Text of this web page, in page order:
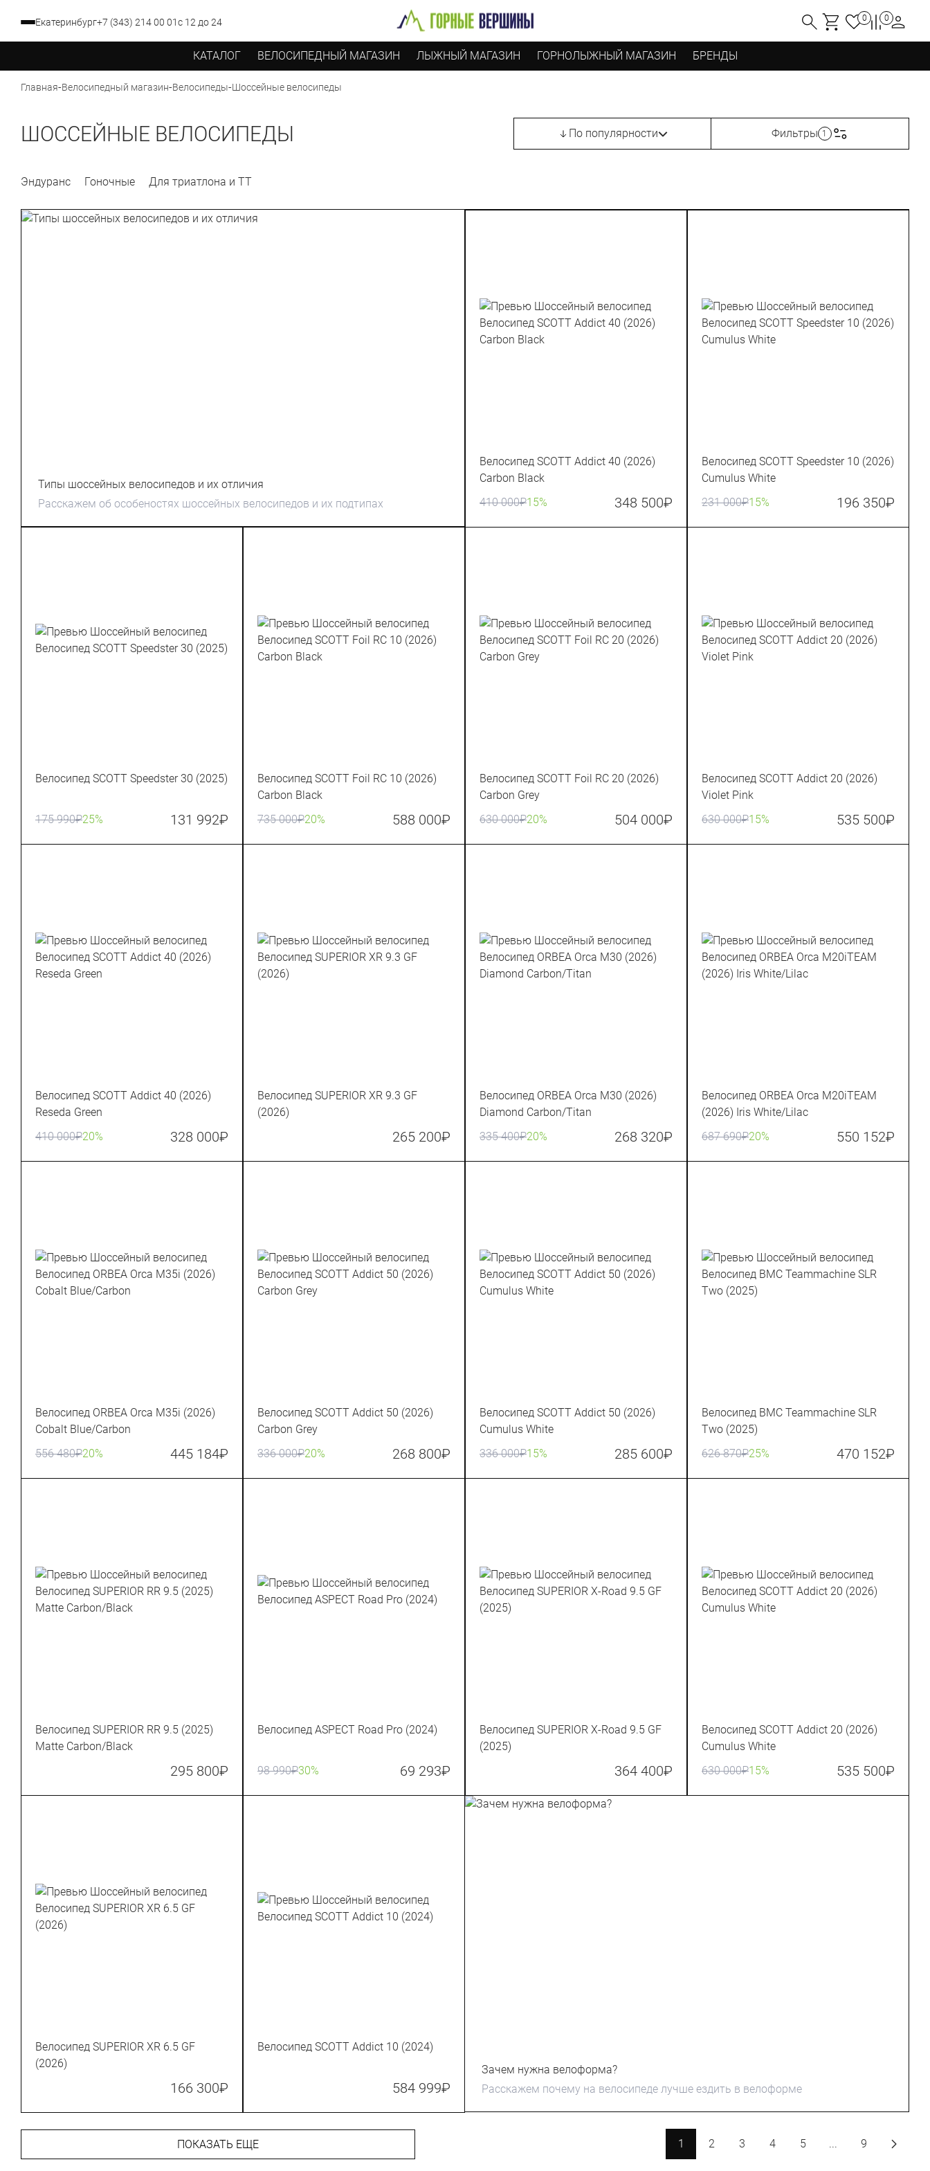
Екатеринбург+7 (343) 214 00 01с 12 до 24 0 0
КАТАЛОГ ВЕЛОСИПЕДНЫЙ МАГАЗИН ЛЫЖНЫЙ МАГАЗИН ГОРНОЛЫЖНЫЙ МАГАЗИН БРЕНДЫ
Главная-Велосипедный магазин-Велосипеды-Шоссейные велосипеды
ШОССЕЙНЫЕ ВЕЛОСИПЕДЫ По популярности Фильтры 1
Эндуранс Гоночные Для триатлона и ТТ
Типы шоссейных велосипедов и их отличия
Расскажем об особеностях шоссейных велосипедов и их подтипах
Велосипед SCOTT Addict 40 (2026)
Carbon Black
410 000₽15% 348 500₽
Велосипед SCOTT Speedster 10 (2026)
Cumulus White
231 000₽15% 196 350₽
Велосипед SCOTT Speedster 30 (2025)
175 990₽25% 131 992₽
Велосипед SCOTT Foil RC 10 (2026)
Carbon Black
735 000₽20% 588 000₽
Велосипед SCOTT Foil RC 20 (2026)
Carbon Grey
630 000₽20% 504 000₽
Велосипед SCOTT Addict 20 (2026)
Violet Pink
630 000₽15% 535 500₽
Велосипед SCOTT Addict 40 (2026)
Reseda Green
410 000₽20% 328 000₽
Велосипед SUPERIOR XR 9.3 GF
(2026)
265 200₽
Велосипед ORBEA Orca M30 (2026)
Diamond Carbon/Titan
335 400₽20% 268 320₽
Велосипед ORBEA Orca M20iTEAM
(2026) Iris White/Lilac
687 690₽20% 550 152₽
Велосипед ORBEA Orca M35i (2026)
Cobalt Blue/Carbon
556 480₽20% 445 184₽
Велосипед SCOTT Addict 50 (2026)
Carbon Grey
336 000₽20% 268 800₽
Велосипед SCOTT Addict 50 (2026)
Cumulus White
336 000₽15% 285 600₽
Велосипед BMC Teammachine SLR
Two (2025)
626 870₽25% 470 152₽
Велосипед SUPERIOR RR 9.5 (2025)
Matte Carbon/Black
295 800₽
Велосипед ASPECT Road Pro (2024)
98 990₽30% 69 293₽
Велосипед SUPERIOR X-Road 9.5 GF
(2025)
364 400₽
Велосипед SCOTT Addict 20 (2026)
Cumulus White
630 000₽15% 535 500₽
Велосипед SUPERIOR XR 6.5 GF
(2026)
166 300₽
Велосипед SCOTT Addict 10 (2024)
584 999₽
Зачем нужна велоформа?
Расскажем почему на велосипеде лучше ездить в велоформе
ПОКАЗАТЬ ЕЩЕ 1 2 3 4 5 ... 9